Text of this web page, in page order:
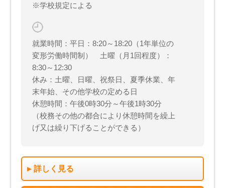
※学校規定による
就業時間：平日：8:20～18:20（1年単位の
変形労働時間制） 土曜（月1回程度）：
8:30～12:30
休み：土曜、日曜、祝祭日、夏季休業、年
末年始、その他学校の定める日
休憩時間：午後0時30分～午後1時30分
（校務その他の都合により休憩時間を繰上
げ又は繰り下げることができる）
詳しく見る